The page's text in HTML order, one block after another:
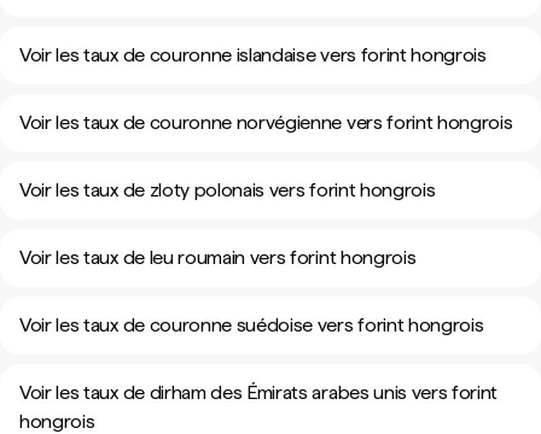
Voir les taux de couronne islandaise vers forint hongrois
Voir les taux de couronne norvégienne vers forint hongrois
Voir les taux de zloty polonais vers forint hongrois
Voir les taux de leu roumain vers forint hongrois
Voir les taux de couronne suédoise vers forint hongrois
Voir les taux de dirham des Émirats arabes unis vers forint
hongrois